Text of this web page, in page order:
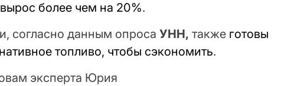
более чем на 20%.
согласно данным опросаУНН, также готовы
топливо, чтобы сэкономить.
эксперта Юрия